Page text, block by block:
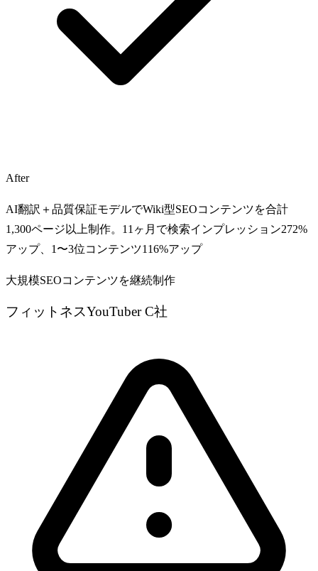
After
AI翻訳＋品質保証モデルでWiki型SEOコンテンツを合計
1,300ページ以上制作。11ヶ月で検索インプレッション272%
アップ、1〜3位コンテンツ116%アップ
大規模SEOコンテンツを継続制作
フィットネスYouTuber C社